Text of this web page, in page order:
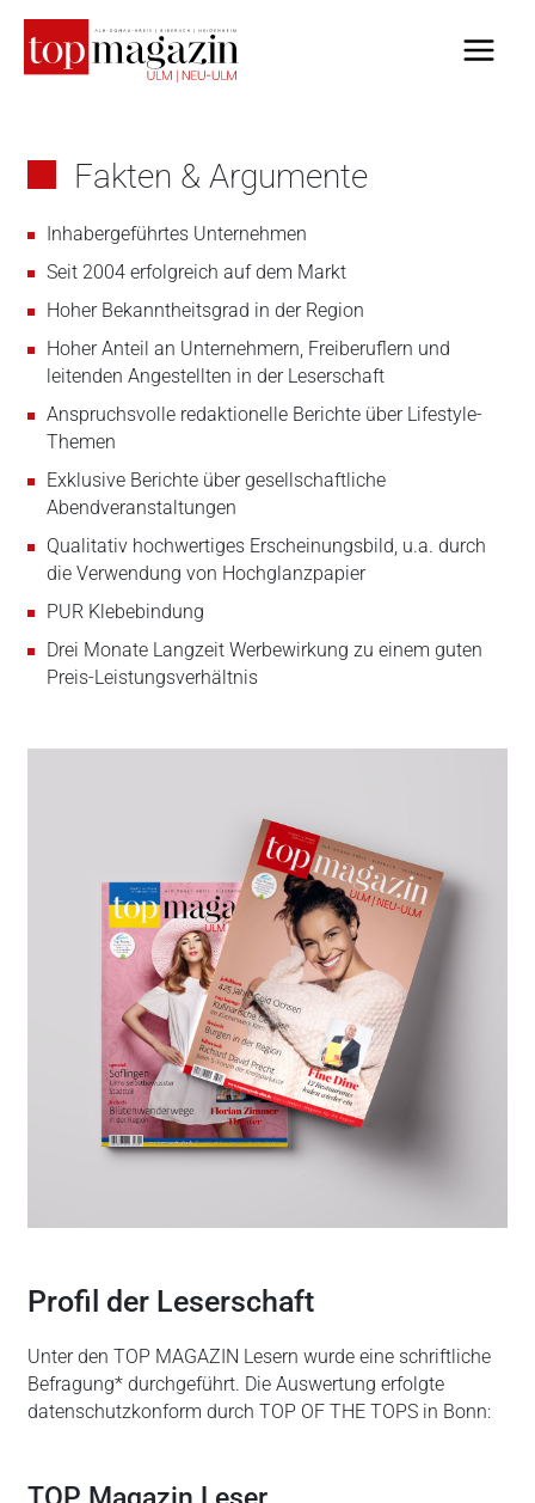
Inhalt
springen
Fakten & Argumente
Inhabergeführtes Unternehmen
Seit 2004 erfolgreich auf dem Markt
Hoher Bekanntheitsgrad in der Region
Hoher Anteil an Unternehmern, Freiberuflern und
leitenden Angestellten in der Leserschaft
Anspruchsvolle redaktionelle Berichte über Lifestyle-
Themen
Exklusive Berichte über gesellschaftliche
Abendveranstaltungen
Qualitativ hochwertiges Erscheinungsbild, u.a. durch
die Verwendung von Hochglanzpapier
PUR Klebebindung
Drei Monate Langzeit Werbewirkung zu einem guten
Preis-Leistungsverhältnis
Profil der Leserschaft
Unter den TOP MAGAZIN Lesern wurde eine schriftliche
Befragung* durchgeführt. Die Auswertung erfolgte
datenschutzkonform durch TOP OF THE TOPS in Bonn: